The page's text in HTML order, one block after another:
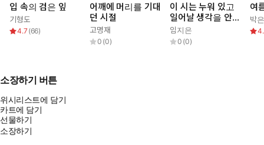
입 속의 검은 잎
기형도
4.7 (66)
어깨에 머리를 기대
던 시절
고명재
0 (0)
이 시는 누워 있고
일어날 생각을 안
한다
임지은
0 (0)
여
박
소장하기 버튼
위시리스트에 담기
카트에 담기
선물하기
소장하기